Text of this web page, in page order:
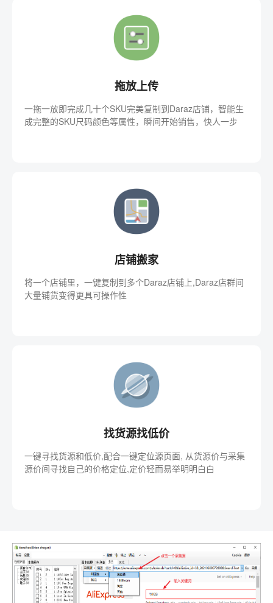
拖放上传
一拖一放即完成几十个SKU完美复制到Daraz店铺，智能生
成完整的SKU尺码颜色等属性，瞬间开始销售，快人一步
店铺搬家
将一个店铺里，一键复制到多个Daraz店铺上,Daraz店群间
大量铺货变得更具可操作性
找货源找低价
一键寻找货源和低价,配合一键定位源页面, 从货源价与采集
源价间寻找自己的价格定位,定价轻而易举明明白白